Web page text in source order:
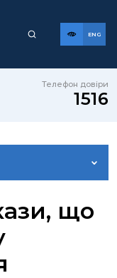
ENG
Телефон довіри
1516
що